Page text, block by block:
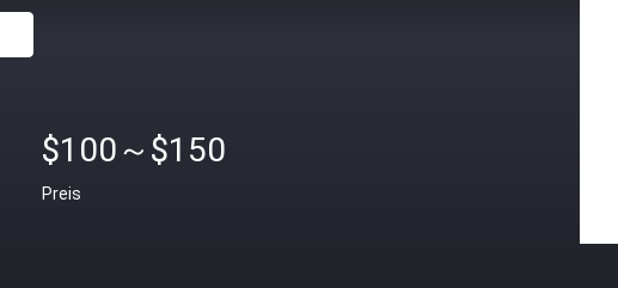
$100～$150
Preis